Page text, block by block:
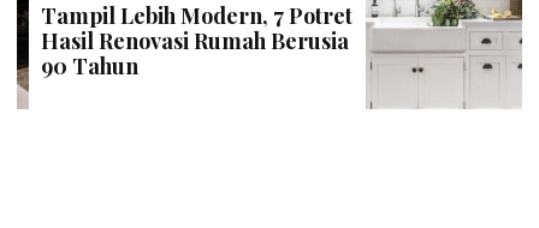
Tampil Lebih Modern, 7 Potret
Hasil Renovasi Rumah Berusia
90 Tahun